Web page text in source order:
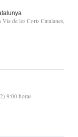
de les Corts Catalanes,
9:00 horas